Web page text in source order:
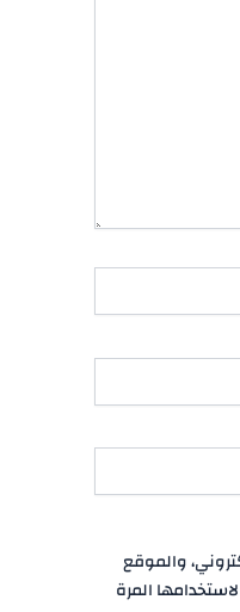
والموقع
المرة